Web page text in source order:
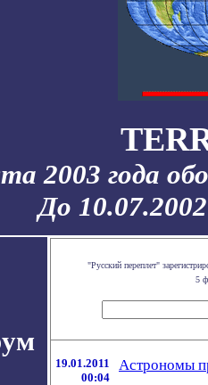
2003 года
До
"Русский переплет"
5
19.01.2011
00:04
Астрономы